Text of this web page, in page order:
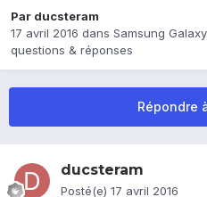
Par ducsteram
17 avril 2016 dans Samsung
questions & réponses
Répondre
ducsteram
Posté(e) 17 avril 2016